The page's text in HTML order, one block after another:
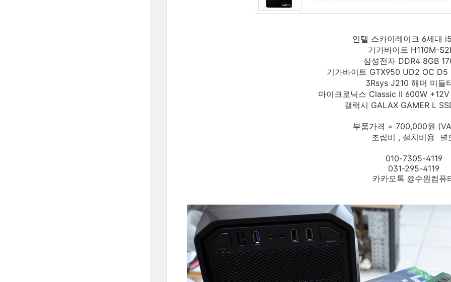
인텔 스카이레이크 6세대
기가바이트 H110M-
삼성전자 DDR4 8GB
기가바이트 GTX950 UD2 OC D5
3Rsys J210 해머 미들
마이크로닉스 Classic II 600W
갤럭시 GALAX GAMER L
부품가격 = 700,000원
조립비 , 설치비용 별
010-7305-4119
031-295-4119
카카오톡 @수원컴퓨